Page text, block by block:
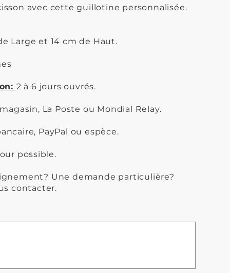
avec cette guillotine personnalisée.
Large et 14 cm de Haut.
2 à 6 jours ouvrés.
La Poste ou Mondial Relay.
PayPal ou espèce.
possible.
Une demande particulière?
contacter.